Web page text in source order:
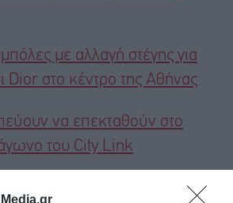
Media.gr
με αλλαγή στέγης για
Dior στο κέντρο της Αθήνας
να επεκταθούν στο
του City Link